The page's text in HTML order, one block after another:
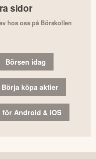
sidor
hos oss på Börskollen
Börsen idag
Börja köpa aktier
för Android & iOS